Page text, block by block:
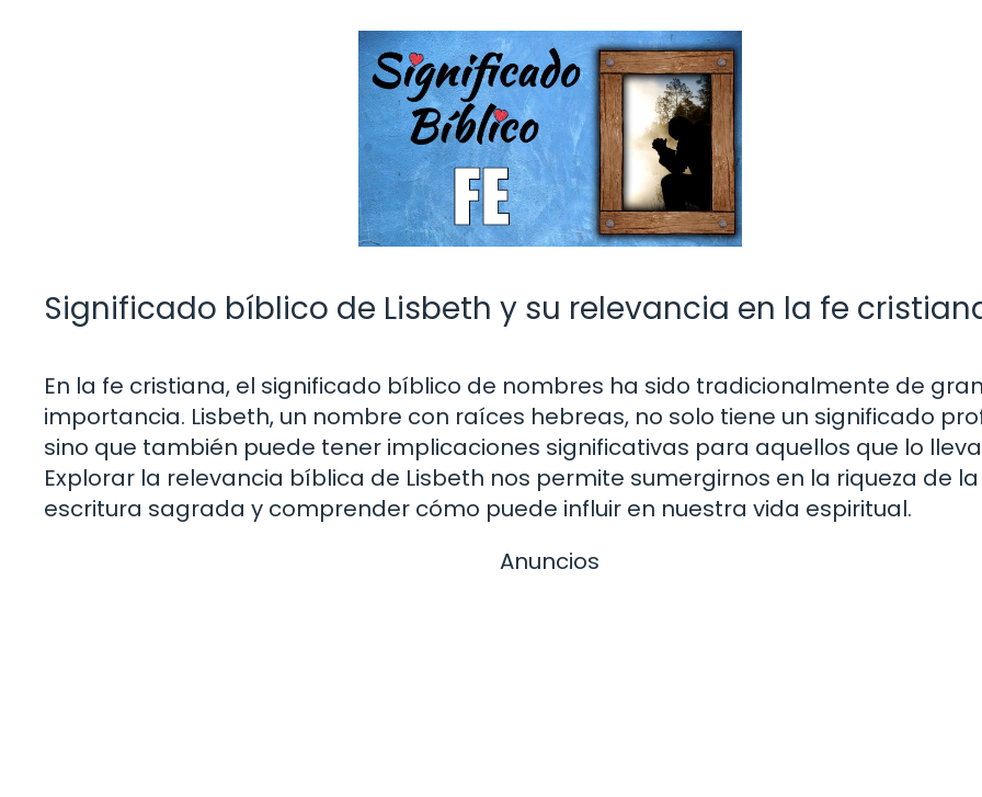
Significado bíblico de Lisbeth y su relevancia en la fe
En la fe cristiana, el significado bíblico de nombres ha sido tradicionalmente de
importancia. Lisbeth, un nombre con raíces hebreas, no solo tiene un significado
sino que también puede tener implicaciones significativas para aquellos que lo
Explorar la relevancia bíblica de Lisbeth nos permite sumergirnos en la riqueza de la
escritura sagrada y comprender cómo puede influir en nuestra vida espiritual.
Anuncios